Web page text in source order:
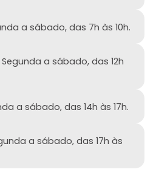
a sábado, das 7h às 10h.
Segunda a sábado, das 12h
a sábado, das 14h às 17h.
a sábado, das 17h às